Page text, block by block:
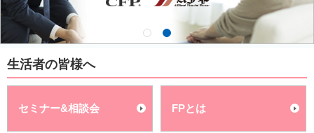
生活者の皆様へ
セミナー&相談会 FPとは